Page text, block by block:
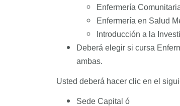
Enfermería
Enfermería en Salud
Introducción a la
Deberá elegir si cursa
ambas.
Usted deberá hacer clic en el
Sede Capital ó